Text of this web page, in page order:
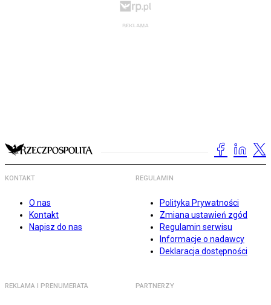
KONTAKT
O nas
Kontakt
Napisz do nas
REGULAMIN
Polityka Prywatności
Zmiana ustawień zgód
Regulamin serwisu
Informacje o nadawcy
Deklaracja dostępności
REKLAMA I PRENUMERATA PARTNERZY